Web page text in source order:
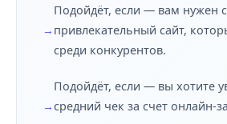
Подойдёт, если — вам нужен
привлекательный сайт,
среди конкурентов.
Подойдёт, если — вы хотите
средний чек за счет онлайн-